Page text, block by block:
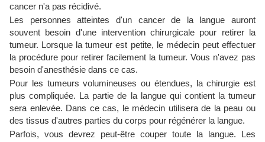
cancer n'a pas récidivé.
Les personnes atteintes d'un cancer de la langue auront
souvent besoin d'une intervention chirurgicale pour retirer la
tumeur. Lorsque la tumeur est petite, le médecin peut effectuer
la procédure pour retirer facilement la tumeur. Vous n'avez pas
besoin d'anesthésie dans ce cas.
Pour les tumeurs volumineuses ou étendues, la chirurgie est
plus compliquée. La partie de la langue qui contient la tumeur
sera enlevée. Dans ce cas, le médecin utilisera de la peau ou
des tissus d'autres parties du corps pour régénérer la langue.
Parfois, vous devrez peut-être couper toute la langue. Les